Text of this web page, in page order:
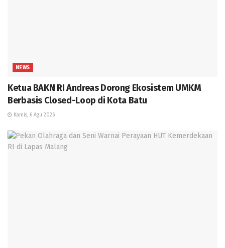
NEWS
Ketua BAKN RI Andreas Dorong Ekosistem UMKM
Berbasis Closed-Loop di Kota Batu
Kamis, 6 Agu 2026